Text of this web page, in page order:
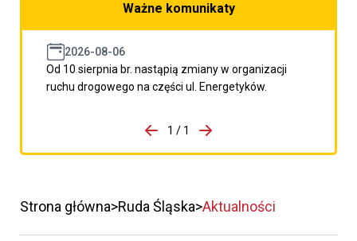
Ważne komunikaty
2026-08-06
Od 10 sierpnia br. nastąpią zmiany w organizacji
ruchu drogowego na części ul. Energetyków.
porzpedniego komunikatu
1 / 1
Przejdź do następnego
Strona główna Ruda Śląska Aktualności